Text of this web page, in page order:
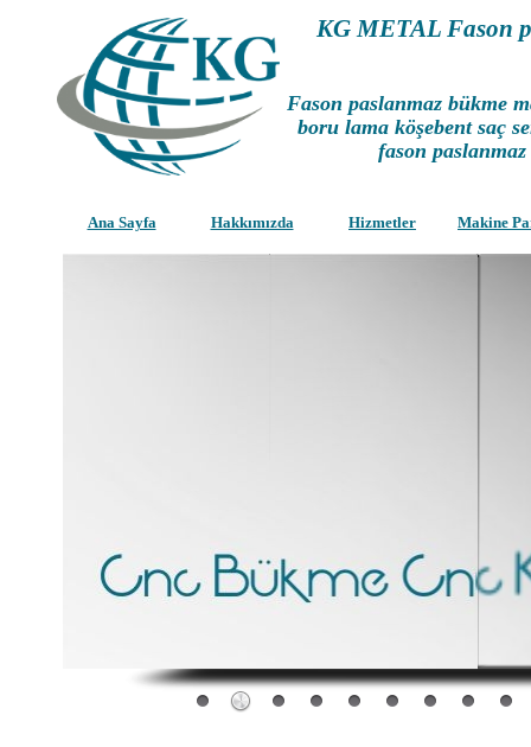
KG METAL Fason
Fason paslanmaz bükme
boru lama köşebent saç
fason
Ana Sayfa Hakkımızda Hizmetler Makine